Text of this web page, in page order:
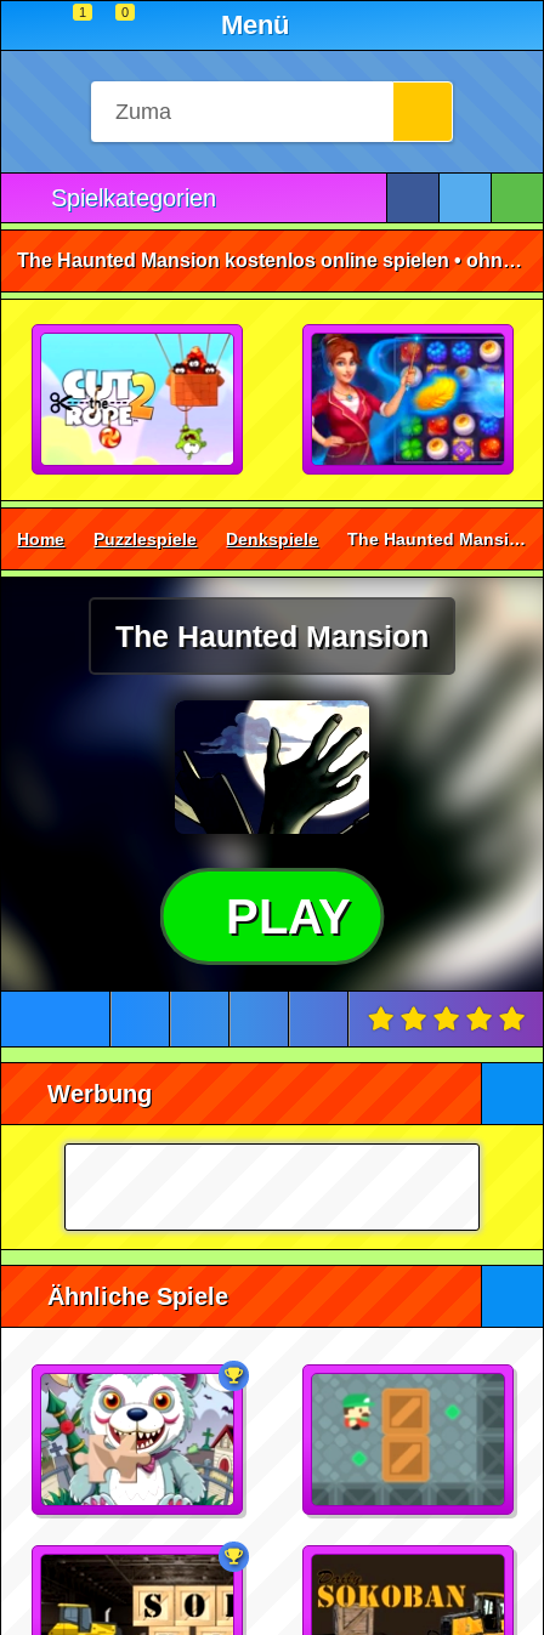
1 0 Menü
Spielkategorien
The Haunted Mansion kostenlos online spielen • ohne Anmeldung 🕹️
Home Puzzlespiele Denkspiele The Haunted Mansion
The Haunted Mansion
PLAY
Werbung
Ähnliche Spiele